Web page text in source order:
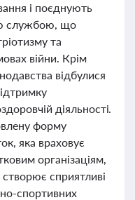
і поєднують
службою, що
та
війни. Крім
відбулися
діяльності.
форму
яка враховує
організаціям,
сприятливі
спортивних